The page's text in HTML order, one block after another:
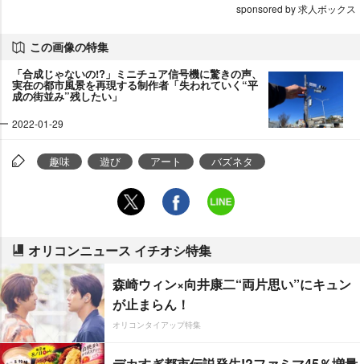
sponsored by 求人ボックス
この画像の特集
「合成じゃないの!?」ミニチュア信号機に驚きの声、
実在の都市風景を再現する制作者「失われていく“平
成の街並み”残したい」
2022-01-29
趣味 遊び アート バズネタ
オリコンニュース イチオシ特集
森崎ウィン×向井康二“両片思い”にキュン
が止まらん！
オリコンタイアップ特集